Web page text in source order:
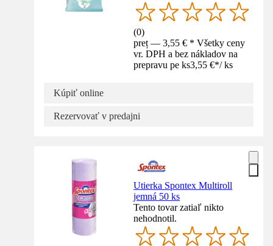
(0)
preț — 3,55 € * Všetky ceny
vr. DPH a bez nákladov na
prepravu pe ks3,55 €*/ ks
Kúpiť online
Rezervovať v predajni
Utierka Spontex Multiroll
jemná 50 ks
Tento tovar zatiaľ nikto
nehodnotil.